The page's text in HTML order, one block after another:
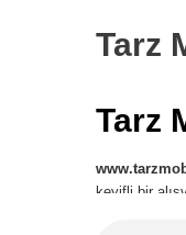
Tarz
Tarz
keyifli bir